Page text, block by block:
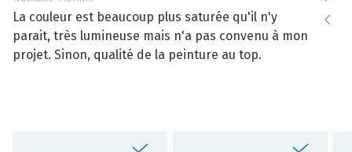
La couleur est beaucoup plus saturée qu'il n'y
parait, très lumineuse mais n'a pas convenu à mon
projet. Sinon, qualité de la peinture au top.
La